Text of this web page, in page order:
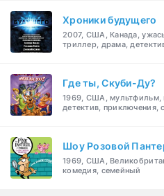
Хроники будущего
2007, США, Канада,
триллер, драма,
Где ты, Скуби-Ду?
1969, США, мультфильм,
детектив, приключения,
Шоу Розовой
1969, США,
комедия, семейный